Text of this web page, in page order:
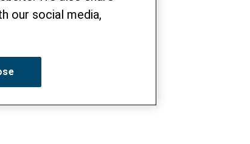
our social media,